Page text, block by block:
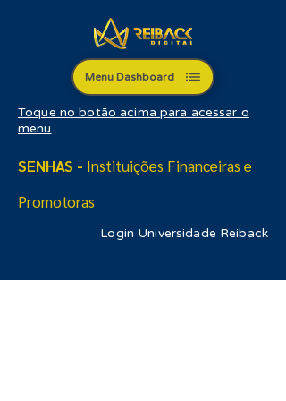
Menu Dashboard
Toque no botão acima para acessar o
menu
SENHAS - Instituições Financeiras e
Promotoras
Login Universidade Reiback